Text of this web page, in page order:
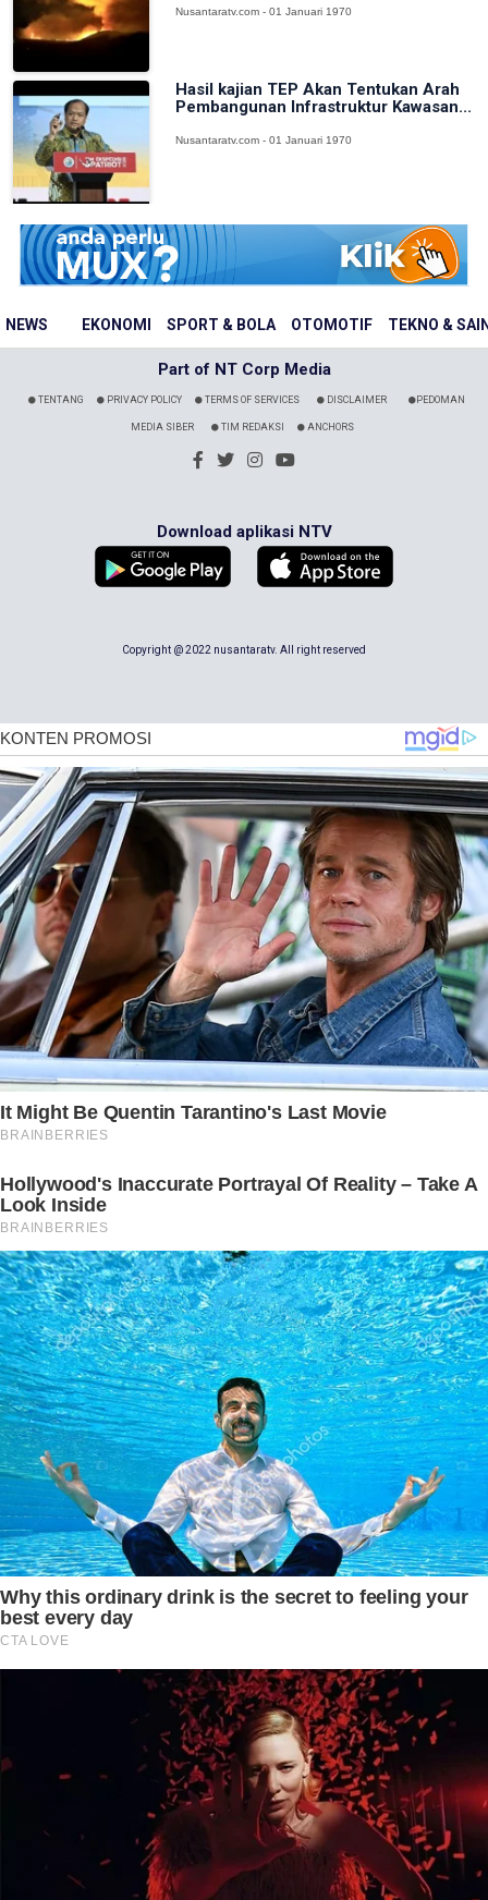
NEWS EKONOMI SPORT & BOLA OTOMOTIF TEKNO &
Nusantaratv.com - 01 Januari 1970
Hasil kajian TEP Akan Tentukan Arah
Pembangunan Infrastruktur Kawasan...
Nusantaratv.com - 01 Januari 1970
Part of NT Corp Media
TENTANG PRIVACY POLICY TERMS OF SERVICES DISCLAIMER PEDOMAN
MEDIA SIBER TIM REDAKSI ANCHORS
Download aplikasi NTV
Copyright @ 2022 nusantaratv. All right reserved